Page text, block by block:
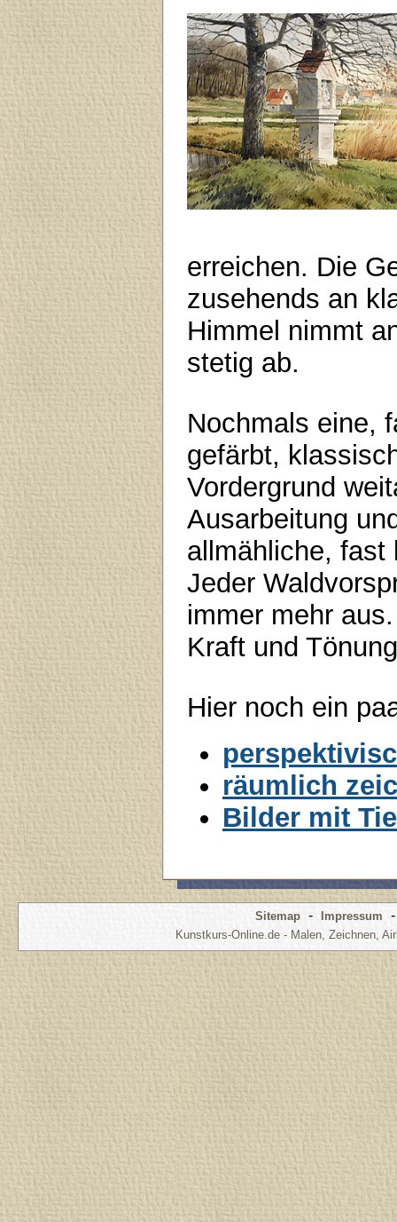
erreichen. Die
zusehends an
Himmel nimmt
stetig ab.
Nochmals eine,
gefärbt,
Vordergrund
Ausarbeitung
allmähliche, fast
Jeder
immer mehr
Kraft und
Hier noch ein
räumlich
Bilder mit
Sitemap - Impressum
Kunstkurs-Online.de - Malen, Zeichnen,